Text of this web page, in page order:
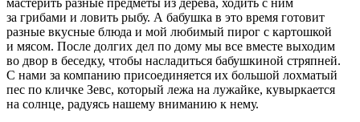
за грибами и ловить рыбу. А бабушка в это время готовит
разные вкусные блюда и мой любимый пирог с картошкой
и мясом. После долгих дел по дому мы все вместе выходим
во двор в беседку, чтобы насладиться бабушкиной стряпней.
С нами за компанию присоединяется их большой лохматый
пес по кличке Зевс, который лежа на лужайке, кувыркается
на солнце, радуясь нашему вниманию к нему.